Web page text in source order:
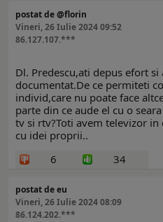
postat de @florin
Vineri, 26 Iulie 2024 09:52
86.127.107.***
Dl. Predescu,ati depus efort
documentat.De ce permiteti
individ,care nu poate face
parte din ce aude el cu o
tv si rtv?Toti avem televizor in
cu idei proprii..
6
34
postat de eu
Vineri, 26 Iulie 2024 08:09
86.124.202.***